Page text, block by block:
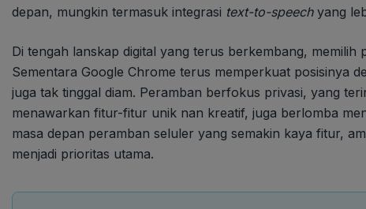
depan, mungkin termasuk integrasi text-to-speechyang
Di tengah lanskap digital yang terus berkembang, memilih
Sementara Google Chrome terus memperkuat posisinya
juga tak tinggal diam. Peramban berfokus privasi, yang
menawarkan fitur-fitur unik nan kreatif, juga berlomba
masa depan peramban seluler yang semakin kaya fitur,
menjadi prioritas utama.